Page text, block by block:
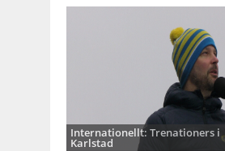
Internationellt: Trenationers i
Karlstad